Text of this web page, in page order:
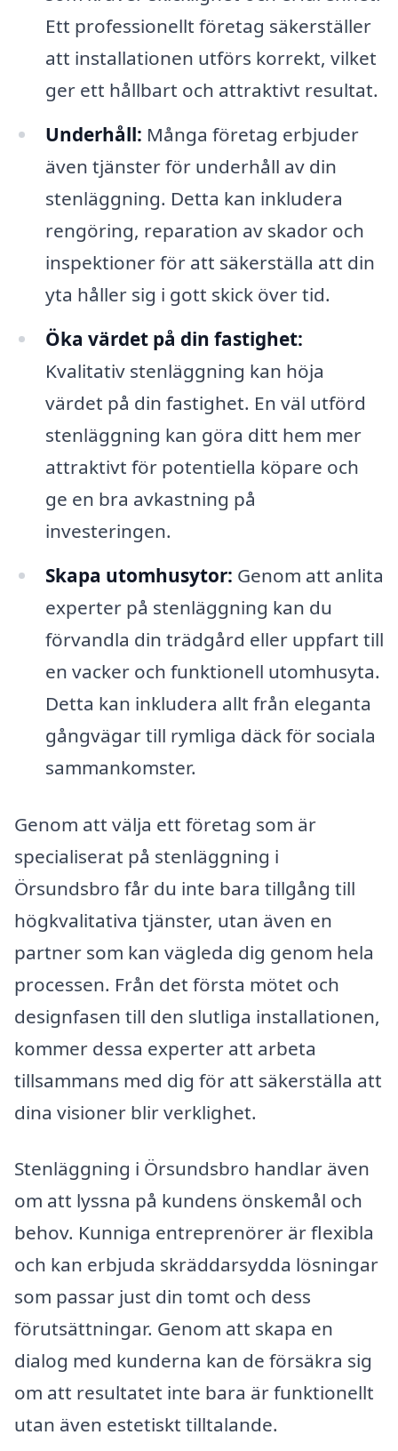
Ett professionellt företag säkerställer
att installationen utförs korrekt, vilket
ger ett hållbart och attraktivt resultat.
Underhåll: Många företag erbjuder
även tjänster för underhåll av din
stenläggning. Detta kan inkludera
rengöring, reparation av skador och
inspektioner för att säkerställa att din
yta håller sig i gott skick över tid.
Öka värdet på din fastighet:
Kvalitativ stenläggning kan höja
värdet på din fastighet. En väl utförd
stenläggning kan göra ditt hem mer
attraktivt för potentiella köpare och
ge en bra avkastning på
investeringen.
Skapa utomhusytor: Genom att anlita
experter på stenläggning kan du
förvandla din trädgård eller uppfart till
en vacker och funktionell utomhusyta.
Detta kan inkludera allt från eleganta
gångvägar till rymliga däck för sociala
sammankomster.
Genom att välja ett företag som är
specialiserat på stenläggning i
Örsundsbro får du inte bara tillgång till
högkvalitativa tjänster, utan även en
partner som kan vägleda dig genom hela
processen. Från det första mötet och
designfasen till den slutliga installationen,
kommer dessa experter att arbeta
tillsammans med dig för att säkerställa att
dina visioner blir verklighet.
Stenläggning i Örsundsbro handlar även
om att lyssna på kundens önskemål och
behov. Kunniga entreprenörer är flexibla
och kan erbjuda skräddarsydda lösningar
som passar just din tomt och dess
förutsättningar. Genom att skapa en
dialog med kunderna kan de försäkra sig
om att resultatet inte bara är funktionellt
utan även estetiskt tilltalande.